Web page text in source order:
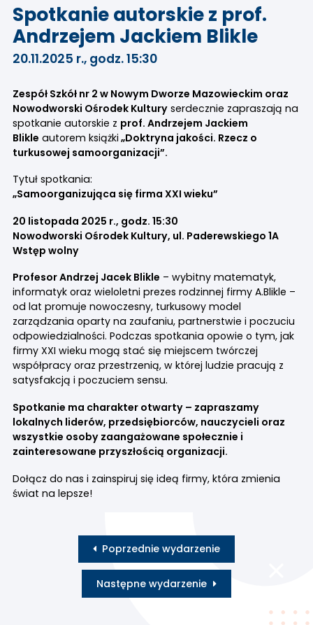
Spotkanie autorskie z prof.
Andrzejem Jackiem Blikle
20.11.2025 r., godz. 15:30
Zespół Szkół nr 2 w Nowym Dworze Mazowieckim oraz
Nowodworski Ośrodek Kulturyserdecznie zapraszają na
spotkanie autorskie z prof. Andrzejem Jackiem
Blikle autorem książki „Doktryna jakości. Rzecz o
turkusowej samoorganizacji”.
Tytuł spotkania:
„Samoorganizująca się firma XXI wieku”
20 listopada 2025 r., godz. 15:30
Nowodworski Ośrodek Kultury, ul. Paderewskiego 1A
Wstęp wolny
Profesor Andrzej Jacek Blikle – wybitny matematyk,
informatyk oraz wieloletni prezes rodzinnej firmy A.Blikle –
od lat promuje nowoczesny, turkusowy model
zarządzania oparty na zaufaniu, partnerstwie i poczuciu
odpowiedzialności. Podczas spotkania opowie o tym, jak
firmy XXI wieku mogą stać się miejscem twórczej
współpracy oraz przestrzenią, w której ludzie pracują z
satysfakcją i poczuciem sensu.
Spotkanie ma charakter otwarty – zapraszamy
lokalnych liderów, przedsiębiorców, nauczycieli oraz
wszystkie osoby zaangażowane społecznie i
zainteresowane przyszłością organizacji.
Dołącz do nas i zainspiruj się ideą firmy, która zmienia
świat na lepsze!
Poprzednie wydarzenie
Następne wydarzenie